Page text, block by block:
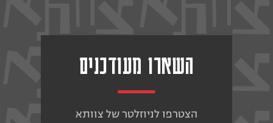
השארו מעודכנים
הצטרפו לניוזלטר של צוותא